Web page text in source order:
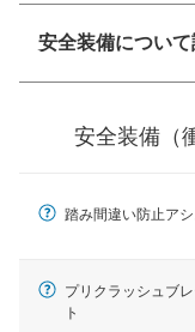
安全装備について
ーキアシ
見えにく
テムなど
車線のは
プアシス
安全装備（
踏み間違い防止アシ
プリクラッシュブ
ト